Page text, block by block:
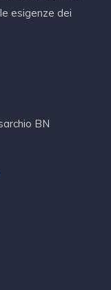
esigenze dei
BN